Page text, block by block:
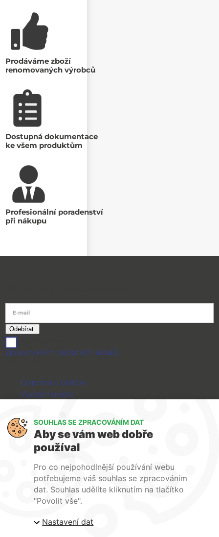
Prodáváme zboží
renomovaných výrobců
Dostupná dokumentace
ke všem produktům
Profesionální poradenství
při nákupu
E-mail
zpracováním osobních údajů
Doprava a platba
Výdejní místo
GDPR
WIRPO s.r.o.
Obchodní podmínky
O nás
Kontakty
Firemní web
SOUHLAS SE ZPRACOVÁNÍM DAT
Aby se vám web dobře
používal
Pro co nejpohodlnější používání webu
potřebujeme váš souhlas se zpracováním
dat. Souhlas udělíte kliknutím na tlačítko
"Povolit vše".
Nastavení dat